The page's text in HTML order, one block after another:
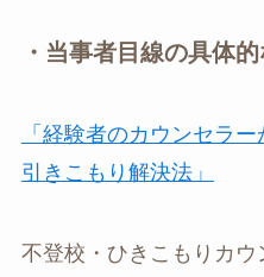
・当事者目線の具体
「経験者のカウンセラ
引きこもり解決法」
不登校・ひきこもりカ